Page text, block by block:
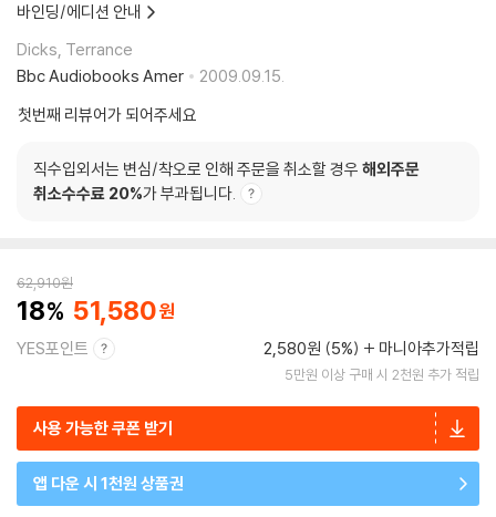
바인딩/에디션 안내
Dicks, Terrance
Bbc Audiobooks Amer
2009.09.15.
첫번째 리뷰어가 되어주세요
직수입외서는 변심/착오로 인해 주문을 취소할 경우 해외주문
취소수수료 20%가 부과됩니다.
62,910원
18 51,580
YES포인트 2,580원 (5%) 마니아추가적립
5만원 이상 구매 시 2천원 추가 적립
사용 가능한 쿠폰 받기
앱 다운 시 1천원 상품권